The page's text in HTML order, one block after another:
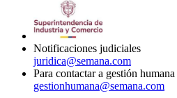
Notificaciones judiciales
juridica@semana.com
Para contactar a gestión humana
gestionhumana@semana.com